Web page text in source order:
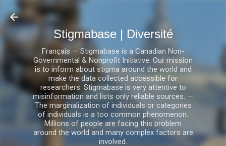
Stigmabase | Diversité
Français — Stigmabase is a Canadian Non-
Governmental & Nonprofit Initiative. Our mission
is to inform about stigma around the world and
make the data collected accessible for
researchers. Stigmabase is very attentive to
misinformation and lists only reliable sources. —
The marginalization of individuals or categories
of individuals is a too common phenomenon.
Millions of people are facing this problem
around the world and many complex factors are
involved.